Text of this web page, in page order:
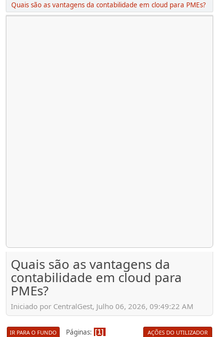
Quais são as vantagens da contabilidade em cloud para PMEs?
Quais são as vantagens da
contabilidade em cloud para
PMEs?
Iniciado por CentralGest, Julho 06, 2026, 09:49:22 AM
IR PARA O FUNDO Páginas 1 AÇÕES DO UTILIZADOR